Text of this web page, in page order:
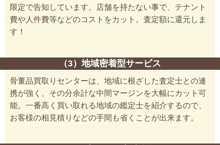
限定で告知しています。店舗を持たない事で、テナント
費や人件費等などのコストをカット。査定額に還元しま
す！
（3）地域密着型サービス
骨董品買取りセンターは、地域に根ざした査定士との連
携が強く、その分余計な中間マージンを大幅にカット可
能。一番高く買い取れる地域の鑑定士を紹介するので、
お客様の相見積りなどの手間も省くことが出来ます。